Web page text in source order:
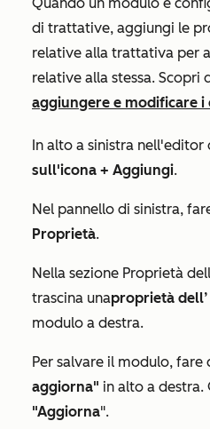
di trattative, aggiungi le
relative alla trattativa per
relative alla stessa. Scopri
aggiungere e modificare
In alto a sinistra
sull'icona + Aggiungi.
Nel pannello di sinistra,
Proprietà.
Nella sezione Proprietà
trascina unaproprietà dell’
modulo a destra.
Per salvare il modulo, fare
aggiorna" in alto a destra.
"Aggiorna".